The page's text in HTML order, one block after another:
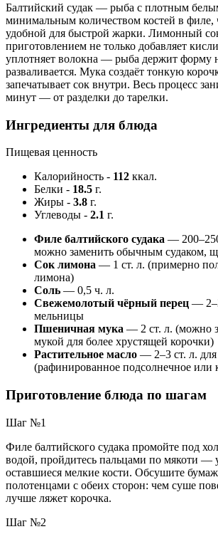
Балтийский судак — рыба с плотным
минимальным количеством костей в филе,
удобной для быстрой жарки. Лимонный
приготовлением не только добавляет
уплотняет волокна — рыба держит форму
разваливается. Мука создаёт тонкую
запечатывает сок внутри. Весь процесс
минут — от разделки до тарелки.
Ингредиенты для блюда
Пищевая ценность
Калорийность - 112 ккал.
Белки - 18.5 г.
Жиры - 3.8 г.
Углеводы - 2.1 г.
Филе балтийского судака —
можно заменить обычным судаком,
Сок лимона — 1 ст. л. (примерно
лимона)
Соль — 0,5 ч. л.
Свежемолотый чёрный перец —
мельницы
Пшеничная мука — 2 ст. л. (можно
мукой для более хрустящей корочки)
Растительное масло — 2–3 ст. л.
(рафинированное подсолнечное или
Приготовление блюда по шагам
Шаг №1
Филе балтийского судака промойте под
водой, пройдитесь пальцами по мякоти —
оставшиеся мелкие кости. Обсушите
полотенцами с обеих сторон: чем суше
лучше ляжет корочка.
Шаг №2